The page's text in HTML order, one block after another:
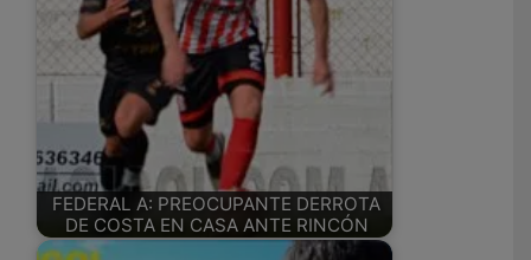
FEDERAL A: PREOCUPANTE DERROTA
DE COSTA EN CASA ANTE RINCÓN